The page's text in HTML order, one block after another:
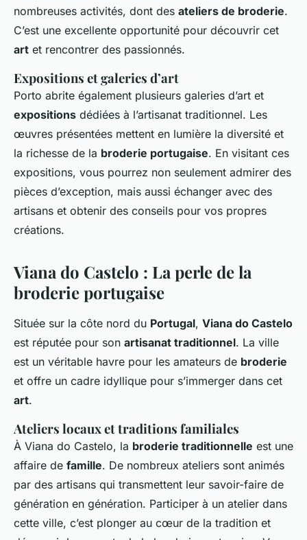
nombreuses activités, dont des ateliers de broderie.
C’est une excellente opportunité pour découvrir cet
art et rencontrer des passionnés.
Expositions et galeries d’art
Porto abrite également plusieurs galeries d’art et
expositions dédiées à l’artisanat traditionnel. Les
œuvres présentées mettent en lumière la diversité et
la richesse de la broderie portugaise. En visitant ces
expositions, vous pourrez non seulement admirer des
pièces d’exception, mais aussi échanger avec des
artisans et obtenir des conseils pour vos propres
créations.
Viana do Castelo : La perle de la
broderie portugaise
Située sur la côte nord du Portugal, Viana do Castelo
est réputée pour son artisanat traditionnel. La ville
est un véritable havre pour les amateurs de broderie
et offre un cadre idyllique pour s’immerger dans cet
art.
Ateliers locaux et traditions familiales
À Viana do Castelo, la broderie traditionnelle est une
affaire de famille. De nombreux ateliers sont animés
par des artisans qui transmettent leur savoir-faire de
génération en génération. Participer à un atelier dans
cette ville, c’est plonger au cœur de la tradition et